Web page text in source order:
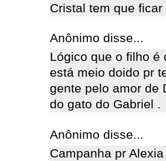
Cristal tem que
Anônimo disse...
Lógico que o filho é
está meio doido pr
gente pelo amor de
do gato do Gabriel .
Anônimo disse...
Campanha pr